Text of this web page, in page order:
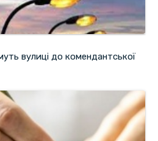
вулиці до комендантської